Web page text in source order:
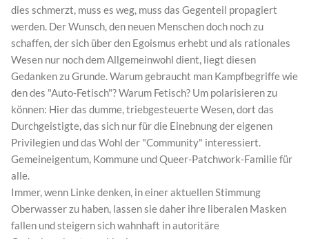
dies schmerzt, muss es weg, muss das Gegenteil propagiert
werden. Der Wunsch, den neuen Menschen doch noch zu
schaffen, der sich über den Egoismus erhebt und als rationales
Wesen nur noch dem Allgemeinwohl dient, liegt diesen
Gedanken zu Grunde. Warum gebraucht man Kampfbegriffe wie
den des "Auto-Fetisch"? Warum Fetisch? Um polarisieren zu
können: Hier das dumme, triebgesteuerte Wesen, dort das
Durchgeistigte, das sich nur für die Einebnung der eigenen
Privilegien und das Wohl der "Community" interessiert.
Gemeineigentum, Kommune und Queer-Patchwork-Familie für
alle.
Immer, wenn Linke denken, in einer aktuellen Stimmung
Oberwasser zu haben, lassen sie daher ihre liberalen Masken
fallen und steigern sich wahnhaft in autoritäre